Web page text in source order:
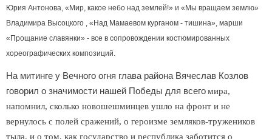
Юрия Антонова, «Мир, какое небо над землей!» и «Мы вращаем землю»
Владимира Высоцкого , «Над Мамаевом курганом - тишина», марши
«Прощание славянки» - все в сопровождении костюмированных
хореографических композиций.
На митинге у Вечного огня глава района Вячеслав Козлов
говорил о значимости нашей Победы для всегомира,
напомнил, сколько новошешминцев ушло на фронт и не
вернулось с полей сражений, о героизме земляков-тружеников
тыла, и о том, как государство и республика заботится о